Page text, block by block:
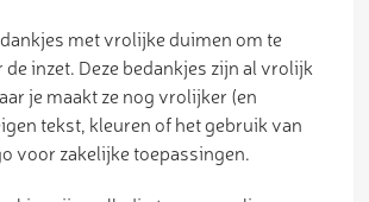
met vrolijke duimen om te
inzet. Deze bedankjes zijn al vrolijk
je maakt ze nog vrolijker (en
tekst, kleuren of het gebruik van
voor zakelijke toepassingen.